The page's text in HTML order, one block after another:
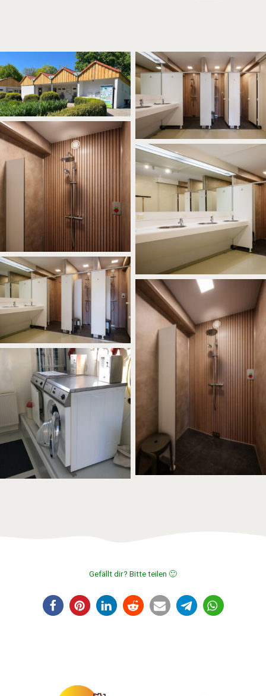
No Caption
No Caption
No Caption
No Caption
No Caption
Sanitäranlagen Waschmaschine
und Trockner für die
Campinggäste.
Gefällt dir? Bitte teilen 🙂